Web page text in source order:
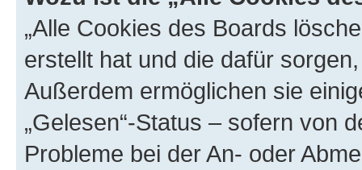
„Alle Cookies des Boards
erstellt hat und die dafür
Außerdem ermöglichen sie
„Gelesen“-Status – sofern von
Probleme bei der An- oder